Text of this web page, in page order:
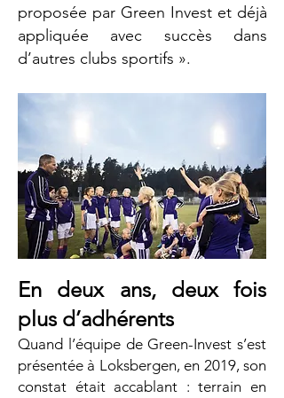
proposée par Green Invest et déjà
appliquée avec succès dans
d’autres clubs sportifs ».
En deux ans, deux fois
plus d’adhérents
Quand l’équipe de Green-Invest s’est
présentée à Loksbergen, en 2019, son
constat était accablant : terrain en